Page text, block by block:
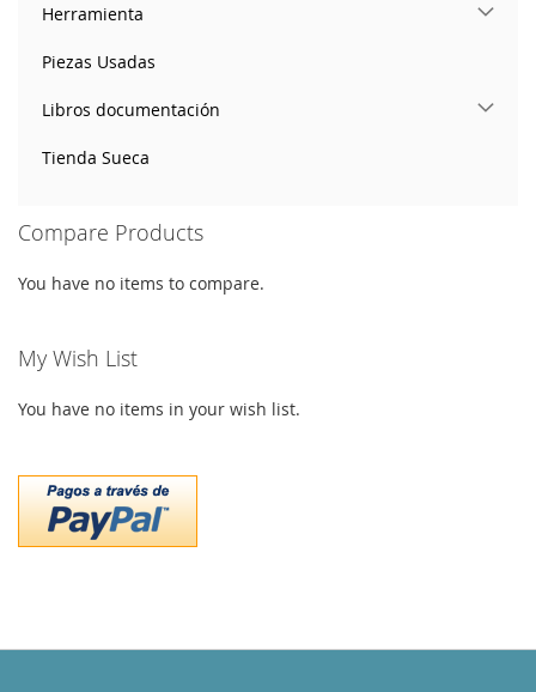
Herramienta
Piezas Usadas
Libros documentación
Tienda Sueca
Compare Products
You have no items to compare.
My Wish List
You have no items in your wish list.